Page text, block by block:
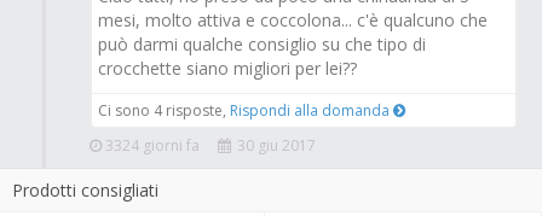
mesi, molto attiva e coccolona... c'è qualcuno che
può darmi qualche consiglio su che tipo di
crocchette siano migliori per lei??
Ci sono 4 risposte, Rispondi alla domanda
3324 giorni fa
30 giu 2017
Prodotti consigliati